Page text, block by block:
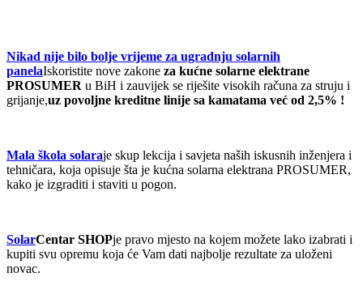
Nikad nije bilo bolje vrijeme za ugradnju solarnih
panelaIskoristite nove zakone za kućne solarne elektrane
PROSUMER u BiH i zauvijek se riješite visokih računa za struju i
grijanje,uz povoljne kreditne linije sa kamatama već od 2,5% !
Mala škola solaraje skup lekcija i savjeta naših iskusnih inženjera i
tehničara, koja opisuje šta je kućna solarna elektrana PROSUMER,
kako je izgraditi i staviti u pogon.
SolarCentar SHOPje pravo mjesto na kojem možete lako izabrati i
kupiti svu opremu koja će Vam dati najbolje rezultate za uloženi
novac.